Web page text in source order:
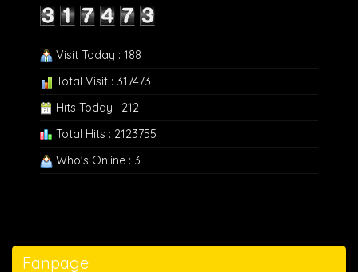
Visit Today : 188
Total Visit : 317473
Hits Today : 212
Total Hits : 2123755
Who's Online : 3
Fanpage